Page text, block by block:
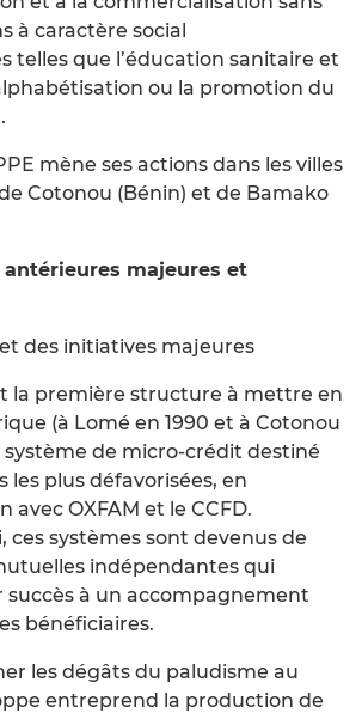
à caractère social
telles que l’éducation sanitaire et
ou la promotion du
mène ses actions dans les villes
Cotonou (Bénin) et de Bamako
antérieures majeures et
des initiatives majeures
la première structure à mettre en
(à Lomé en 1990 et à Cotonou
système de micro-crédit destiné
les plus défavorisées, en
avec OXFAM et le CCFD.
ces systèmes sont devenus de
indépendantes qui
succès à un accompagnement
bénéficiaires.
les dégâts du paludisme au
entreprend la production de